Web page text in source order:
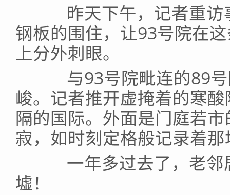
昨天下午，记者重访
钢板的围住，让93号院在
上分外刺眼。
与93号院毗连的89号
峻。记者推开虚掩着的寒
隔的国际。外面是门庭若
寂，如时刻定格般记录着
一年多过去了，老邻
墟！